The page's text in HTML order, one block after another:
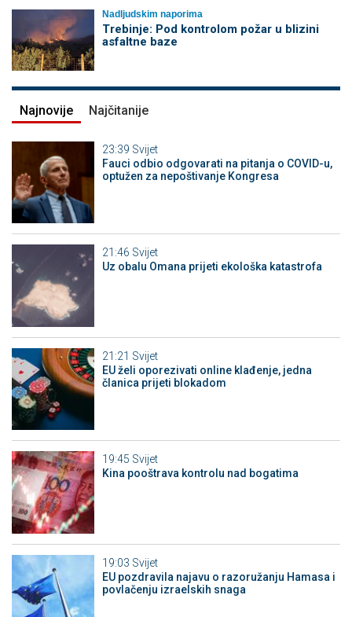
Nadljudskim naporima
Trebinje: Pod kontrolom požar u blizini
asfaltne baze
Najnovije Najčitanije
23:39 Svijet
Fauci odbio odgovarati na pitanja o COVID-u,
optužen za nepoštivanje Kongresa
21:46 Svijet
Uz obalu Omana prijeti ekološka katastrofa
21:21 Svijet
EU želi oporezivati online klađenje, jedna
članica prijeti blokadom
19:45 Svijet
Kina pooštrava kontrolu nad bogatima
19:03 Svijet
EU pozdravila najavu o razoružanju Hamasa i
povlačenju izraelskih snaga